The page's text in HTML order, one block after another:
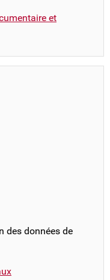
et
des données de